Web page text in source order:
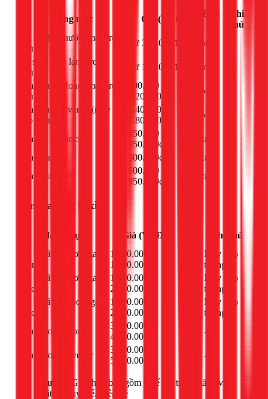
Hạng mục Giá (VNĐ)
Đơn
Ghi
chú
Xử lý chảy nước (máy treo
tường)
Từ 300.000đ bộ
Vệ sinh máy lạnh treo
tường
Từ 150.000đ máy
Sửa board Mono (máy treo
tường)
800.000 -
1.200.000đ
bộ
Sửa board Inverter (máy
treo tường)
1.400.000 -
1.800.000đ
bộ
Thay tụ đề block
650.000 -
950.000đ
cái
Thay remote
300.000đ cái
Thay cảm biến
600.000 -
950.000đ
cái
Bơm gas, xử lý xì
Hạng mục Giá (VNĐ)
Ghi chú
Xử lý xì tán, bơm gas
Mono
1.000.000 -
1.900.000đ
Máy treo
tường
Xử lý xì tán, bơm gas
Inverter
1.100.000 -
2.000.000đ
Máy treo
tường
Xử lý xì dàn, bơm gas
Inverter
1.500.000 -
2.400.000đ
Máy treo
tường
Thay block Mono
3.500.000 -
4.500.000đ
-
Thay block Inverter
3.800.000 -
5.000.000đ
-
Lưu ý:
Giá chưa bao gồm thuế giá trị gia tăng và
vật tư thay thế. Liên hệ